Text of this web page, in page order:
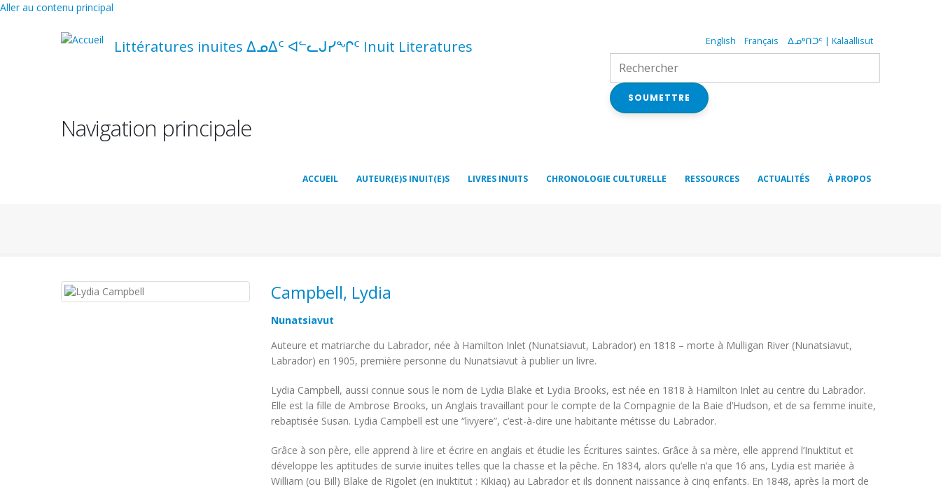
Aller au contenu principal
Littératures inuites ᐃᓄᐃᑦ ᐊᓪᓚᒍᓯᖏᑦ Inuit Literatures English Français ᐃᓄᒃᑎᑐᑦ | Kalaallisut
SOUMETTRE
Navigation principale
ACCUEIL AUTEUR(E)S INUIT(E)S LIVRES INUITS CHRONOLOGIE CULTURELLE RESSOURCES ACTUALITÉS À PROPOS
Campbell, Lydia
Nunatsiavut
Auteure et matriarche du Labrador, née à Hamilton Inlet (Nunatsiavut, Labrador) en 1818 – morte à Mulligan River (Nunatsiavut,
Labrador) en 1905, première personne du Nunatsiavut à publier un livre.
Lydia Campbell, aussi connue sous le nom de Lydia Blake et Lydia Brooks, est née en 1818 à Hamilton Inlet au centre du Labrador.
Elle est la fille de Ambrose Brooks, un Anglais travaillant pour le compte de la Compagnie de la Baie d’Hudson, et de sa femme inuite,
rebaptisée Susan. Lydia Campbell est une “livyere”, c’est-à-dire une habitante métisse du Labrador.
Grâce à son père, elle apprend à lire et écrire en anglais et étudie les Écritures saintes. Grâce à sa mère, elle apprend l’Inuktitut et
développe les aptitudes de survie inuites telles que la chasse et la pêche. En 1834, alors qu’elle n’a que 16 ans, Lydia est mariée à
William (ou Bill) Blake de Rigolet (en inuktitut : Kikiaq) au Labrador et ils donnent naissance à cinq enfants. En 1848, après la mort de